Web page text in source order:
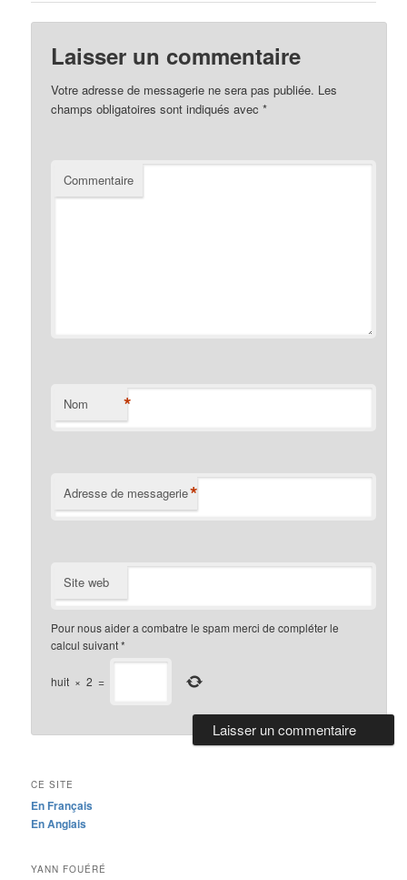
Laisser un commentaire
Votre adresse de messagerie ne sera pas publiée. Les
champs obligatoires sont indiqués avec*
Commentaire
Nom *
Adresse de messagerie*
Site web
Pour nous aider a combatre le spam merci de compléter le
calcul suivant*
huit × 2 =
CE SITE
En Français
En Anglais
YANN FOUÉRÉ